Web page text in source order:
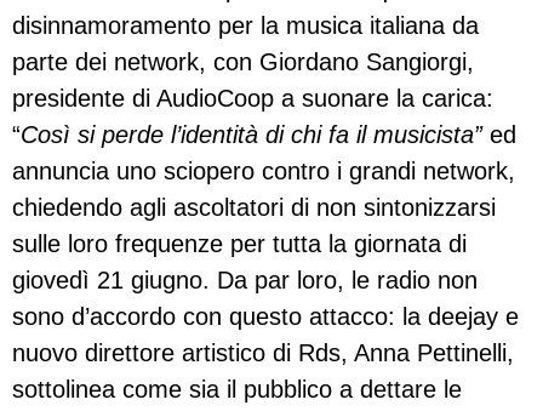
disinnamoramento per la musica italiana da
parte dei network, con Giordano Sangiorgi,
presidente di AudioCoop a suonare la carica:
“Così si perde l’identità di chi fa il musicista” ed
annuncia uno sciopero contro i grandi network,
chiedendo agli ascoltatori di non sintonizzarsi
sulle loro frequenze per tutta la giornata di
giovedì 21 giugno. Da par loro, le radio non
sono d’accordo con questo attacco: la deejay e
nuovo direttore artistico di Rds, Anna Pettinelli,
sottolinea come sia il pubblico a dettare le